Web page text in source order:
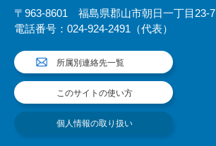
〒963-8601 福島県郡山市朝日一丁目23-7
電話番号：024-924-2491（代表）
所属別連絡先一覧
このサイトの使い方
個人情報の取り扱い